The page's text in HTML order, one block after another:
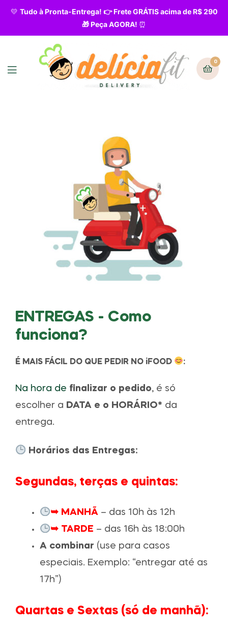
💛 Tudo à Pronta-Entrega! 👉 Frete GRÁTIS acima de R$ 290
🎁 Peça AGORA! ⏰
0
ENTREGAS - Como
funciona?
É MAIS FÁCIL DO QUE PEDIR NO iFOOD :
Na hora de finalizar o pedido, é só
escolher a DATA e o HORÁRIO* da
entrega.
Horários das Entregas:
Segundas, terças e quintas:
➥ MANHÃ – das 10h às 12h
➥ TARDE – das 16h às 18:00h
A combinar (use para casos
especiais. Exemplo: “entregar até as
17h”)
Quartas e Sextas (só de manhã):